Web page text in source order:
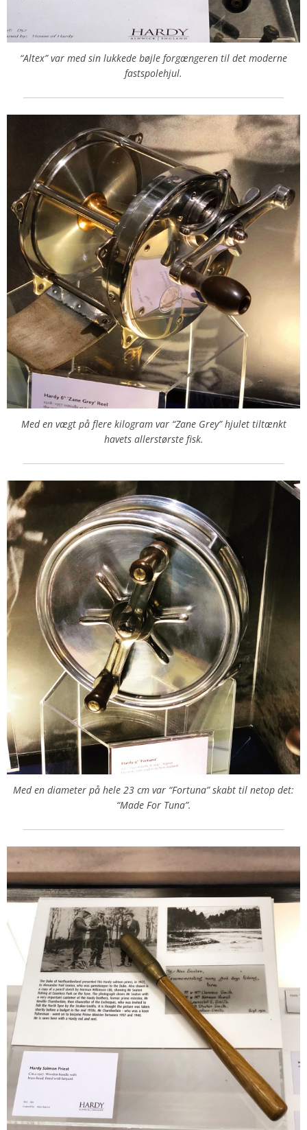
“Altex” var med sin lukkede bøjle forgængeren til det moderne
fastspolehjul.
Med en vægt på flere kilogram var “Zane Grey” hjulet tiltænkt
havets allerstørste fisk.
Med en diameter på hele 23 cm var “Fortuna” skabt til netop det:
“Made For Tuna”.